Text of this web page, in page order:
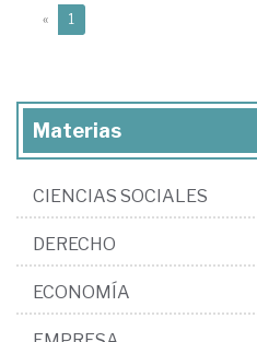
« 1
Materias
CIENCIAS SOCIALES
DERECHO
ECONOMÍA